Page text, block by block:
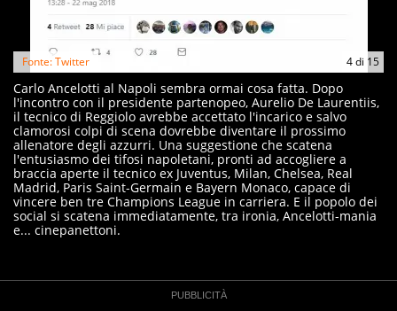
4di 15
Fonte: Twitter
Carlo Ancelotti al Napoli sembra ormai cosa fatta. Dopo
l'incontro con il presidente partenopeo, Aurelio De Laurentiis,
il tecnico di Reggiolo avrebbe accettato l'incarico e salvo
clamorosi colpi di scena dovrebbe diventare il prossimo
allenatore degli azzurri. Una suggestione che scatena
l'entusiasmo dei tifosi napoletani, pronti ad accogliere a
braccia aperte il tecnico ex Juventus, Milan, Chelsea, Real
Madrid, Paris Saint-Germain e Bayern Monaco, capace di
vincere ben tre Champions League in carriera. E il popolo dei
social si scatena immediatamente, tra ironia, Ancelotti-mania
e... cinepanettoni.